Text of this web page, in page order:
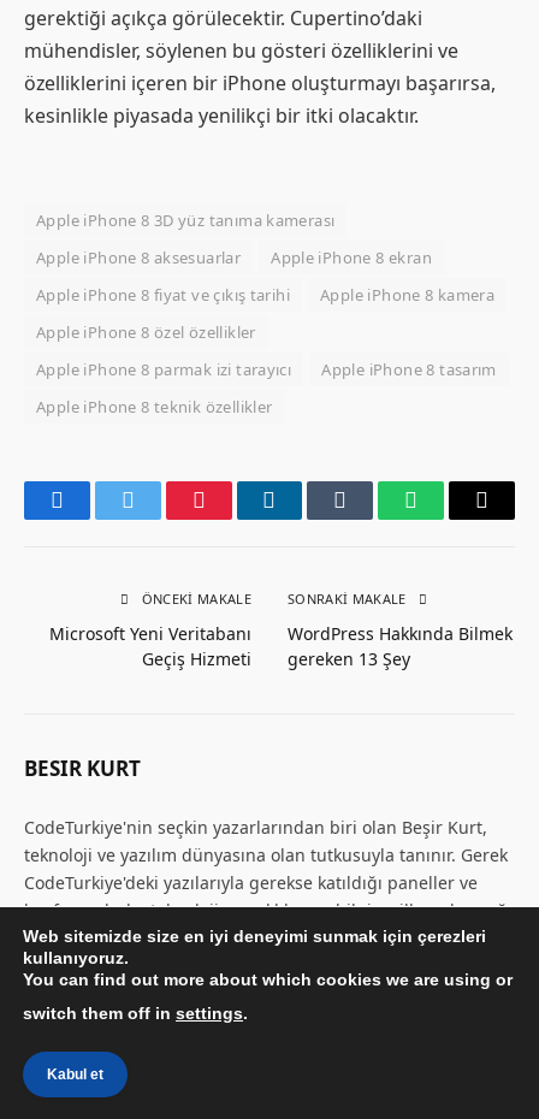
gerektiği açıkça görülecektir. Cupertino’daki
mühendisler, söylenen bu gösteri özelliklerini ve
özelliklerini içeren bir iPhone oluşturmayı başarırsa,
kesinlikle piyasada yenilikçi bir itki olacaktır.
Apple iPhone 8 3D yüz tanıma kamerası
Apple iPhone 8 aksesuarlar
Apple iPhone 8 ekran
Apple iPhone 8 fiyat ve çıkış tarihi
Apple iPhone 8 kamera
Apple iPhone 8 özel özellikler
Apple iPhone 8 parmak izi tarayıcı
Apple iPhone 8 tasarım
Apple iPhone 8 teknik özellikler
FacebookTwitter PinterestLinkedInTumblr WhatsAppEmail
ÖNCEKI MAKALE
Microsoft Yeni Veritabanı
Geçiş Hizmeti
SONRAKI MAKALE
WordPress Hakkında Bilmek
gereken 13 Şey
BESIR KURT
CodeTurkiye'nin seçkin yazarlarından biri olan Beşir Kurt,
teknoloji ve yazılım dünyasına olan tutkusuyla tanınır. Gerek
CodeTurkiye'deki yazılarıyla gerekse katıldığı paneller ve
konferanslarla, teknoloji meraklılarına bilgi ve ilham kaynağı
olmaktadır.
Web sitemizde size en iyi deneyimi sunmak için çerezleri
kullanıyoruz.
You can find out more about which cookies we are using or
switch them off in settings.
Kabul et